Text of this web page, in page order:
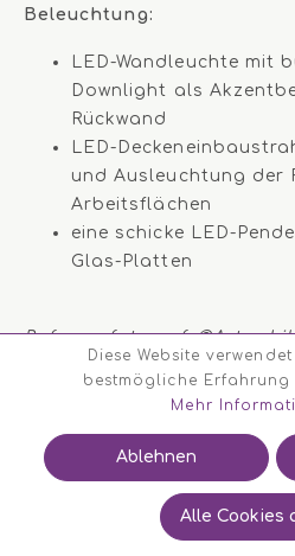
Beleuchtung:
LED-Wandleuchte mit
Downlight als
Rückwand
LED-
und Ausleuchtung der
Arbeitsflächen
eine schicke LED-
Glas-Platten
Referenzfotograf: ©Artur
Beleuchtung der
Diese Website
bestmögliche Erfahrung
Mehr
Ablehnen
Alle Cookies